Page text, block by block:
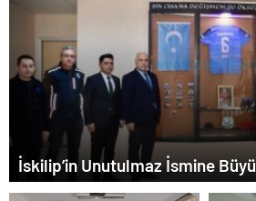
İskilip’in Unutulmaz İsmine